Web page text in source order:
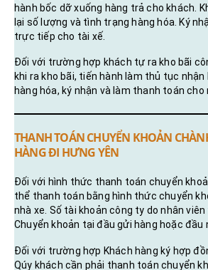
hành bốc dỡ xuống hàng trả cho khách.
lại số lượng và tình trạng hàng hóa. Ký
trực tiếp cho tài xế.
Đối với trường hợp khách tự ra kho bãi
khi ra kho bãi, tiến hành làm thủ tục nhận
hàng hóa, ký nhận và làm thanh toán cho
THANH TOÁN CHUYỂN KHOẢN
HÀNG ĐI HƯNG YÊN
Đối với hình thức thanh toán chuyển
thể thanh toán bằng hình thức chuyển
nhà xe. Số tài khoản công ty do nhân
Chuyển khoản tại đầu gửi hàng hoặc đầu
Đối với trường hợp Khách hàng ký hợp
Qúy khách cần phải thanh toán chuyển